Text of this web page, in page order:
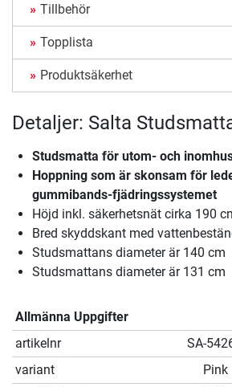
Tillbehör
Topplista
Produktsäkerhet
Detaljer: Salta
Studsmatta för utom- och
Hoppning som är skonsam för
gummibands-fjädringssystemet
Höjd inkl. säkerhetsnät cirka 190
Bred skyddskant med
Studsmattans diameter är 140 cm
Studsmattans diameter är 131 cm
Allmänna Uppgifter
artikelnr
SA-
variant
Pink